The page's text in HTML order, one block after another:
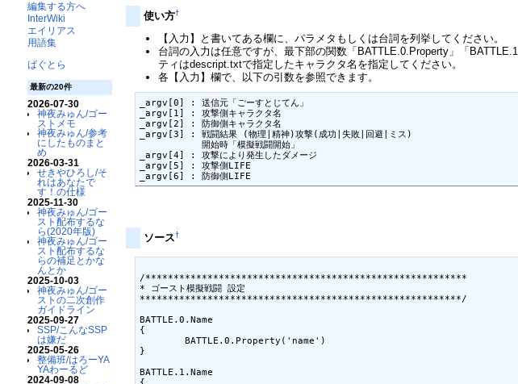
編集する方へ
InterWiki
エイリアス
用語集
ばぐとら
最新の20件
2026-07-30
神夜みゅん/ゴー
ストメモ
神夜みゅん/参考
にしたものまと
め
2026-03-31
せきやひろし/そ
れはあなたで
す！の仕様
2025-11-30
神夜みゅん/ゴー
スト配布するな
ら(2020年版)
神夜みゅん/ゴー
スト配布するな
らの補足とかな
んとか
2025-10-03
神夜みゅん/ゴー
ストの二次創作
ガイドライン
2025-09-27
SSP/こんなSSP
は嫌だ
2025-05-26
整備班/はろーYA
YAわーるど
2024-09-08
使い方†
【入力】と書いてある欄に、パラメタもしくは台詞を列挙してください。
台詞の入力は任意ですが、最下部の関数「BATTLE.0.Property」「
ティはdescript.txtで指定したキャラクタ名を指定してください。
各【入力】欄で、以下の引数を参照できます。
_argv[0] : 送信元「ごーすとじてん」
_argv[1] : 攻撃側キャラクタ名
_argv[2] : 防御側キャラクタ名
_argv[3] : 戦闘結果 (物理|精神)攻撃(成功|失敗|回避|ミス)
           開始時「模擬戦闘開始」
_argv[4] : 攻撃により発生したダメージ
_argv[5] : 攻撃側LIFE
_argv[6] : 防御側LIFE
ソース†
/*********************************************************
* ゴースト模擬戦闘 設定
*********************************************************/
BATTLE.0.Name
{
	BATTLE.0.Property('name')
}
BATTLE.1.Name